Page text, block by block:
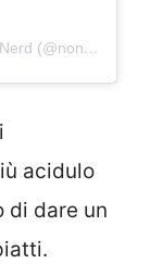
A post shared by Adri Smuts – Cookbook Nerd (@non_guilty_pleasures)
acidulo
di dare un